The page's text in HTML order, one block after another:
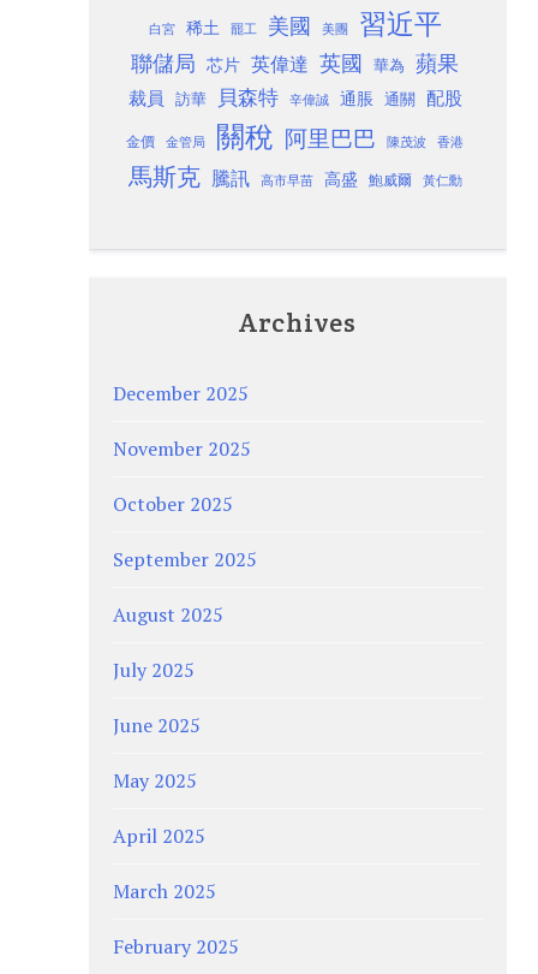
白宮 稀土 罷工 美國 美團 習近平
聯儲局 芯片 英偉達 英國 華為 蘋果
裁員 訪華 貝森特 辛偉誠 通脹 通關 配股
金價 金管局 關稅 阿里巴巴 陳茂波 香港
馬斯克 騰訊 高市早苗 高盛 鮑威爾 黃仁勳
Archives
December 2025
November 2025
October 2025
September 2025
August 2025
July 2025
June 2025
May 2025
April 2025
March 2025
February 2025